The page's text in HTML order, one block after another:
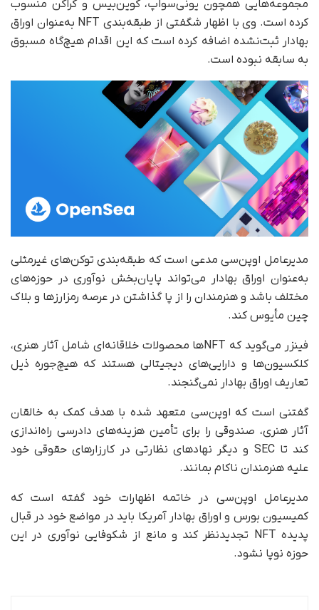
مجموعه‌هایی همچون یونی‌سواپ، کوین‌بیس و کراکن منسوب
کرده است. وی با اظهار شگفتی از طبقه‌بندی NFT به‌عنوان اوراق
بهادار ثبت‌نشده اضافه کرده است که این اقدام هیچ‌گاه مسبوق
به سابقه نبوده است.
مدیرعامل اوپن‌سی مدعی است که طبقه‌بندی توکن‌های غیرمثلی
به‌عنوان اوراق بهادار می‌تواند پایان‌بخش نوآوری در حوزه‌های
مختلف باشد و هنرمندان را از پا گذاشتن در عرصه رمزارزها و بلاک
چین مأیوس کند.
فینزر می‌گوید که NFTها محصولات خلاقانه‌ای شامل آثار هنری،
کلکسیون‌ها و دارایی‌های دیجیتالی هستند که هیچ‌جوره ذیل
تعاریف اوراق بهادار نمی‌گنجند.
گفتنی است که اوپن‌سی متعهد شده با هدف کمک به خالقان
آثار هنری، صندوقی را برای تأمین هزینه‌های دادرسی راه‌اندازی
کند تا SEC و دیگر نهادهای نظارتی در کارزارهای حقوقی خود
علیه هنرمندان ناکام بمانند.
مدیرعامل اوپن‌سی در خاتمه اظهارات خود گفته است که
کمیسیون بورس و اوراق بهادار آمریکا باید در مواضع خود در قبال
پدیده NFT تجدیدنظر کند و مانع از شکوفایی نوآوری در این
حوزه نوپا نشود.